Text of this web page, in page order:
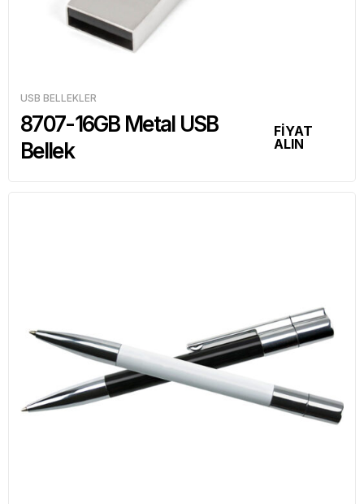
USB BELLEKLER
8707-16GB Metal USB
Bellek
FİYAT
ALIN